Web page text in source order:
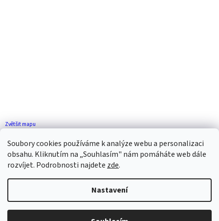
Soubory cookies používáme k analýze webu a personalizaci
obsahu. Kliknutím na „Souhlasím" nám pomáháte web dále
rozvíjet. Podrobnosti najdete zde.
Nastavení
Zvětšit mapu
Vytvořil Shoptet